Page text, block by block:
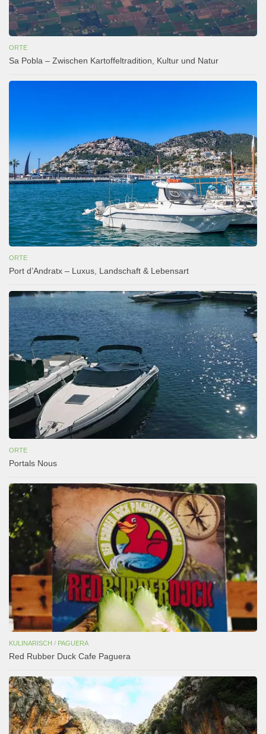
ORTE
Sa Pobla – Zwischen Kartoffeltradition, Kultur und Natur
ORTE
Port d’Andratx – Luxus, Landschaft & Lebensart
ORTE
Portals Nous
KULINARISCH / PAGUERA
Red Rubber Duck Cafe Paguera